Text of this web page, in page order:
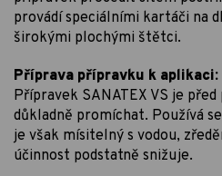
provádí speciálními kartáči na
širokými plochými štětci.
Příprava přípravku k aplikaci:
Přípravek SANATEX VS je
důkladně promíchat. Používá
je však mísitelný s vodou,
účinnost podstatně snižuje.